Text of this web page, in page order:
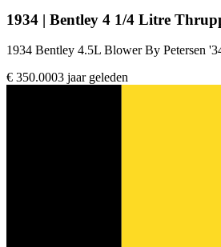
1934 | Bentley 4 1/4 Litre
1934 Bentley 4.5L Blower By Petersen
€ 350.0003 jaar geleden